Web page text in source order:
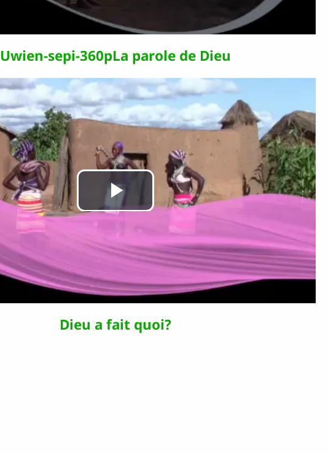
vidéo
Uwien-sepi-360pLa parole de Dieu
Lire
la
vidéo
Dieu a fait quoi?